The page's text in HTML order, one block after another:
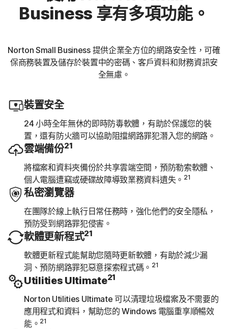
Business 享有多項功能。
Norton Small Business 提供企業全方位的網路安全性，可確
保商務裝置及儲存於裝置中的密碼、客戶資料和財務資訊安
全無慮。
裝置安全
24 小時全年無休的即時防毒軟體，有助於保護您的裝
置，還有防火牆可以協助阻擋網路罪犯潛入您的網路。
雲端備份21
將檔案和資料夾備份於共享雲端空間，預防勒索軟體、
個人電腦遭竊或硬碟故障導致業務資料遺失。 21
私密瀏覽器
在團隊於線上執行日常任務時，強化他們的安全隱私，
預防受到網路罪犯侵害。
軟體更新程式21
軟體更新程式能幫助您隨時更新軟體，有助於減少漏
洞、預防網路罪犯惡意探索程式碼。 21
Utilities Ultimate21
Norton Utilities Ultimate 可以清理垃圾檔案及不需要的
應用程式和資料，幫助您的 Windows 電腦重享順暢效
能。 21